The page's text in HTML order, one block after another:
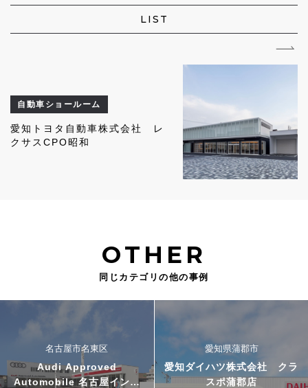
LIST
自動車ショールーム
愛知トヨタ自動車株式会社 レ
クサスCPO昭和
OTHER
同じカテゴリの他の事例
名古屋市名東区
Audi Approved
Automobile 名古屋インタ
愛知県蒲郡市
愛知ダイハツ株式会社 クラ
スポ蒲郡店